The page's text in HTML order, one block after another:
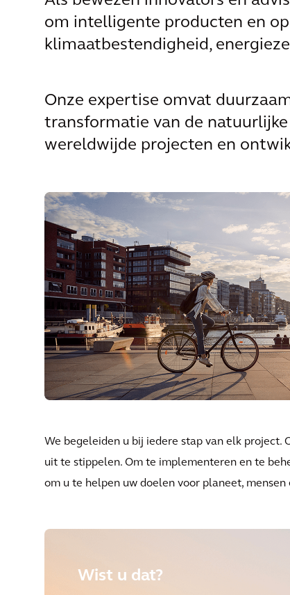
om intelligente producten en
klimaatbestendigheid,
Onze expertise omvat
transformatie van de
wereldwijde projecten en
We begeleiden u bij iedere stap van elk project.
uit te stippelen. Om te implementeren en te
om u te helpen uw doelen voor planeet,
Wist u dat?